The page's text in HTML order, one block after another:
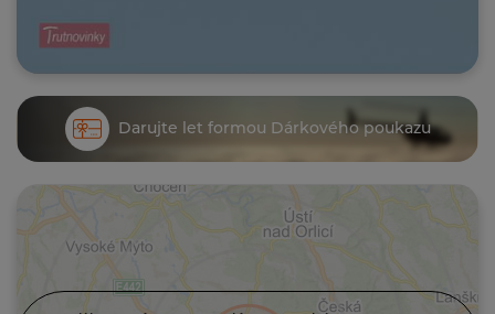
Darujte let formou Dárkového poukazu